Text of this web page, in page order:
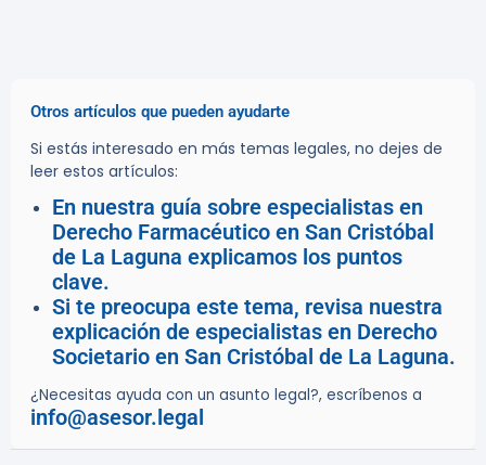
Otros artículos que pueden ayudarte
Si estás interesado en más temas legales, no dejes de
leer estos artículos:
En nuestra guía sobre especialistas en
Derecho Farmacéutico en San Cristóbal
de La Laguna explicamos los puntos
clave.
Si te preocupa este tema, revisa nuestra
explicación de especialistas en Derecho
Societario en San Cristóbal de La Laguna.
¿Necesitas ayuda con un asunto legal?, escríbenos a
info@asesor.legal